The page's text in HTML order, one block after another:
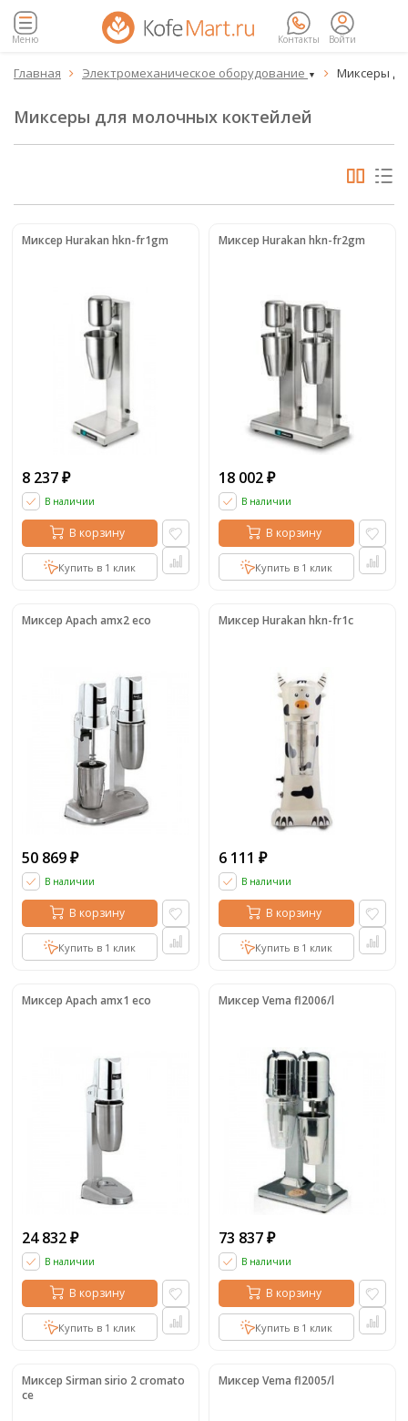
Меню Контакты Войти
Главная  Электромеханическое оборудование ▼  Миксеры
Миксеры для молочных коктейлей
Миксер Hurakan hkn-fr1gm
8 237 ₽
В наличии
В корзину
Купить в 1 клик
Миксер Hurakan hkn-fr2gm
18 002 ₽
В наличии
В корзину
Купить в 1 клик
Миксер Apach amx2 eco
50 869 ₽
В наличии
В корзину
Купить в 1 клик
Миксер Hurakan hkn-fr1c
6 111 ₽
В наличии
В корзину
Купить в 1 клик
Миксер Apach amx1 eco
24 832 ₽
В наличии
В корзину
Купить в 1 клик
Миксер Vema fl2006/l
73 837 ₽
В наличии
В корзину
Купить в 1 клик
Миксер Sirman sirio 2 cromato
ce
Миксер Vema fl2005/l